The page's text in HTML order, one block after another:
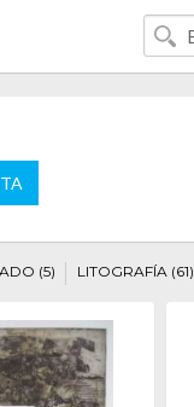
(5) LITOGRAFÍA (61)